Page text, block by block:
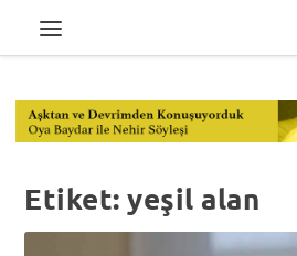
Etiket:yeşil alan